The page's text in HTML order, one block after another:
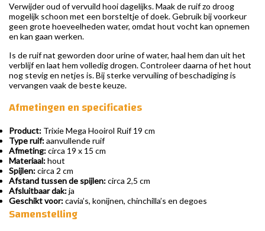
Verwijder oud of vervuild hooi dagelijks. Maak de ruif zo droog
mogelijk schoon met een borsteltje of doek. Gebruik bij voorkeur
geen grote hoeveelheden water, omdat hout vocht kan opnemen
en kan gaan werken.
Is de ruif nat geworden door urine of water, haal hem dan uit het
verblijf en laat hem volledig drogen. Controleer daarna of het hout
nog stevig en netjes is. Bij sterke vervuiling of beschadiging is
vervangen vaak de beste keuze.
Afmetingen en specificaties
Product: Trixie Mega Hooirol Ruif 19 cm
Type ruif:aanvullende ruif
Afmeting:circa 19 x 15 cm
Materiaal:hout
Spijlen:circa 2 cm
Afstand tussen de spijlen:circa 2,5 cm
Afsluitbaar dak:ja
Geschikt voor:cavia’s, konijnen, chinchilla’s en degoes
Samenstelling